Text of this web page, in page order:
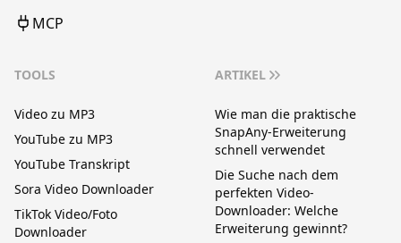
MCP
TOOLS
Video zu MP3
YouTube zu MP3
YouTube Transkript
Sora Video Downloader
TikTok Video/Foto
Downloader
ARTIKEL
Wie man die praktische
SnapAny-Erweiterung
schnell verwendet
Die Suche nach dem
perfekten Video-
Downloader: Welche
Erweiterung gewinnt?